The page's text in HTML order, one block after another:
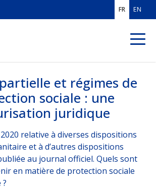
FR EN
?
et régimes de
sociale : une
juridique
relative à diverses dispositions
et à d’autres dispositions
au journal officiel. Quels sont
en matière de protection sociale